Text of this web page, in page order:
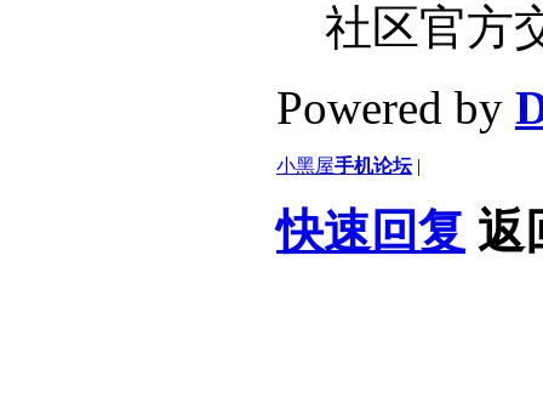
社区官方
Powered by
小黑屋手机论坛 |
快速回复 返